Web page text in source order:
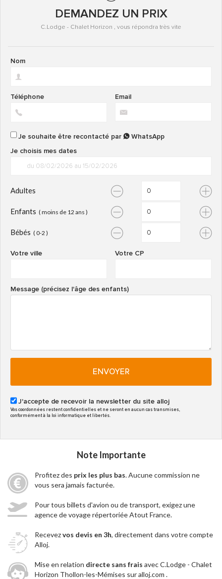
DEMANDEZ UN PRIX
C.Lodge - Chalet Horizon , vous répondra très vite
Nom
Email
Téléphone
Je souhaite être recontacté par
WhatsApp
Je choisis mes dates
Adultes
Enfants ( moins de 12 ans )
Bébés ( 0-2 )
Votre CP
Votre ville
Message (précisez l'âge des enfants)
ENVOYER
J'accepte de recevoir la newsletter du site alloj
Vos coordonnées restent confidentielles et ne seront en aucun cas transmises,
conformément à la loi informatique et libertés.
Note Importante
Profitez des prix les plus bas. Aucune commission ne
vous sera jamais facturée.
Pour tous billets d'avion ou de transport, exigez une
agence de voyage répertoriée Atout France.
Recevezvos devis en 3h, directement dans votre compte
Alloj.
Mise en relation directe sans frais avec C.Lodge - Chalet
Horizon Thollon-les-Mémises sur alloj.com .